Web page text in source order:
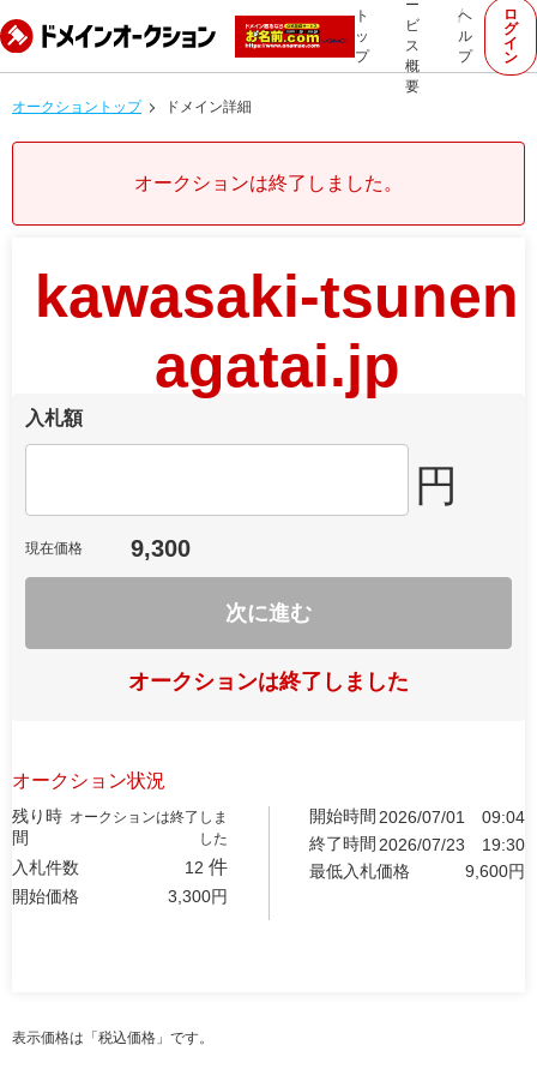
ト
ッ
プ
ー
ビ
ス
概
要
ヘ
ル
プ
ロ
グ
イ
ン
オークショントップ ドメイン詳細
オークションは終了しました。
kawasaki-tsunen
agatai.jp
入札額
円
現在価格 9,300
次に進む
オークションは終了しました
オークション状況
残り時
間
オークションは終了しま
した
入札件数 12 件
開始価格 3,300円
開始時間 2026/07/01
09:04
終了時間 2026/07/23
19:30
最低入札価格
9,600円
表示価格は「税込価格」です。